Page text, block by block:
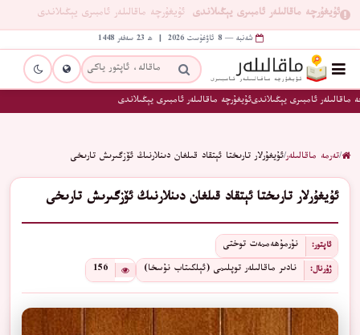
ئۇيغۇرچە ماقالىلەر ئامبىرى يېڭىلاندى ئۇيغۇرچە ماقالىلەر ئامبىرى يېڭىلاندى
شەنبە — 8 ئاۋغۇست 2026 | ھ 23 سەفەر 1448
ماقالىلەر ئامبىرى يېڭىلاندىئۇيغۇرچە ماقالىلەر ئامبىرى يېڭىلاندى
/تەرمە ماقالىلەر/ئۇيغۇرلار تارىختا ئېتقاد قىلغان دىنلارنىڭ ئۆزگىرىش تارىخى
ئۇيغۇرلار تارىختا ئېتقاد قىلغان دىنلارنىڭ ئۆزگىرىش تارىخى
ئاپتور: نۇرمۇھەممەت توختى
ژۇرنال: نادىر ماقالىلەر توپلىمى (ئېلكىتاب نۇسخا) 156